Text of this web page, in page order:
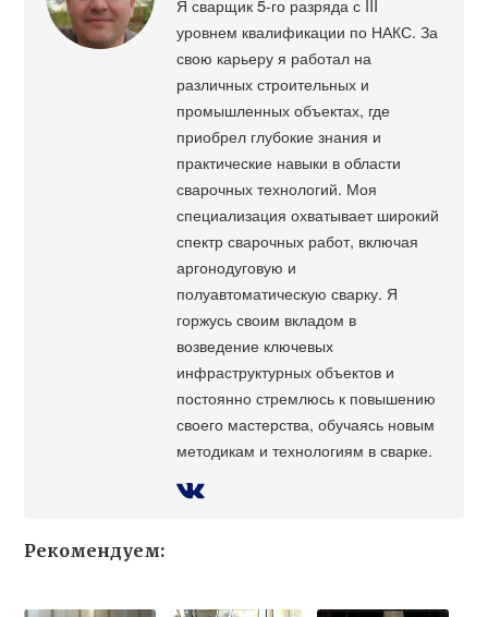
Я сварщик 5-го разряда с III
уровнем квалификации по НАКС. За
свою карьеру я работал на
различных строительных и
промышленных объектах, где
приобрел глубокие знания и
практические навыки в области
сварочных технологий. Моя
специализация охватывает широкий
спектр сварочных работ, включая
аргонодуговую и
полуавтоматическую сварку. Я
горжусь своим вкладом в
возведение ключевых
инфраструктурных объектов и
постоянно стремлюсь к повышению
своего мастерства, обучаясь новым
методикам и технологиям в сварке.
Рекомендуем: